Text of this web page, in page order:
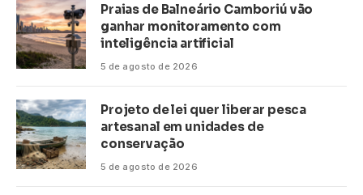
Praias de Balneário Camboriú vão
ganhar monitoramento com
inteligência artificial
5 de agosto de 2026
Projeto de lei quer liberar pesca
artesanal em unidades de
conservação
5 de agosto de 2026